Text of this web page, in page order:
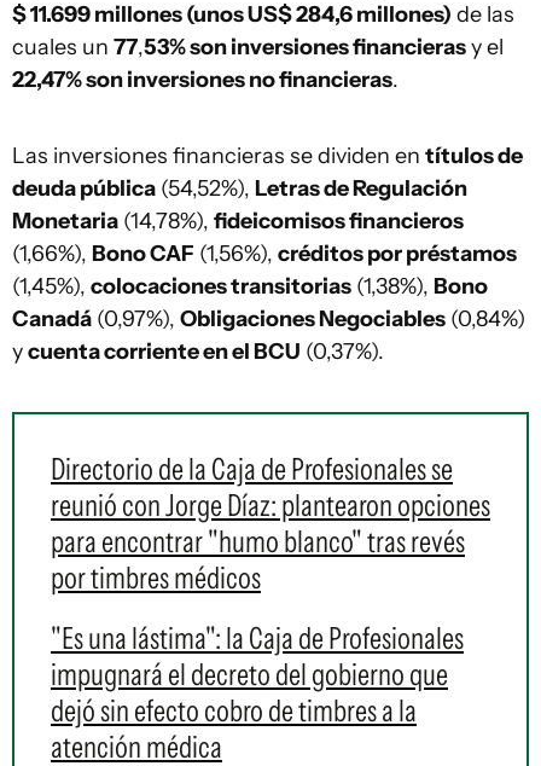
$ 11.699 millones (unos US$ 284,6 millones) de las
cuales un 77,53% son inversiones financierasy el
22,47% son inversiones no financieras.
Las inversiones financieras se dividen en títulos de
deuda pública (54,52%), Letras de Regulación
Monetaria (14,78%), fideicomisos financieros
(1,66%), Bono CAF (1,56%), créditos por préstamos
(1,45%), colocaciones transitorias (1,38%), Bono
Canadá (0,97%), Obligaciones Negociables (0,84%)
ycuenta corriente en el BCU (0,37%).
Directorio de la Caja de Profesionales se
reunió con Jorge Díaz: plantearon opciones
para encontrar "humo blanco" tras revés
por timbres médicos
"Es una lástima": la Caja de Profesionales
impugnará el decreto del gobierno que
dejó sin efecto cobro de timbres a la
atención médica